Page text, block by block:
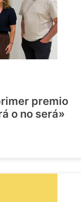
premio
o no será»